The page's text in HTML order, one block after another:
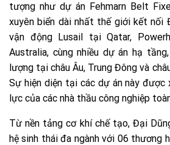
tượng như dự án Fehmarn Belt
xuyên biển dài nhất thế giới kết nối
vận động Lusail tại Qatar,
Australia, cùng nhiều dự án hạ
lượng tại châu Âu, Trung Đông và
Sự hiện diện tại các dự án này
lực của các nhà thầu công nghiệp
Từ nền tảng cơ khí chế tạo, Đại
hệ sinh thái đa ngành với 06 thương